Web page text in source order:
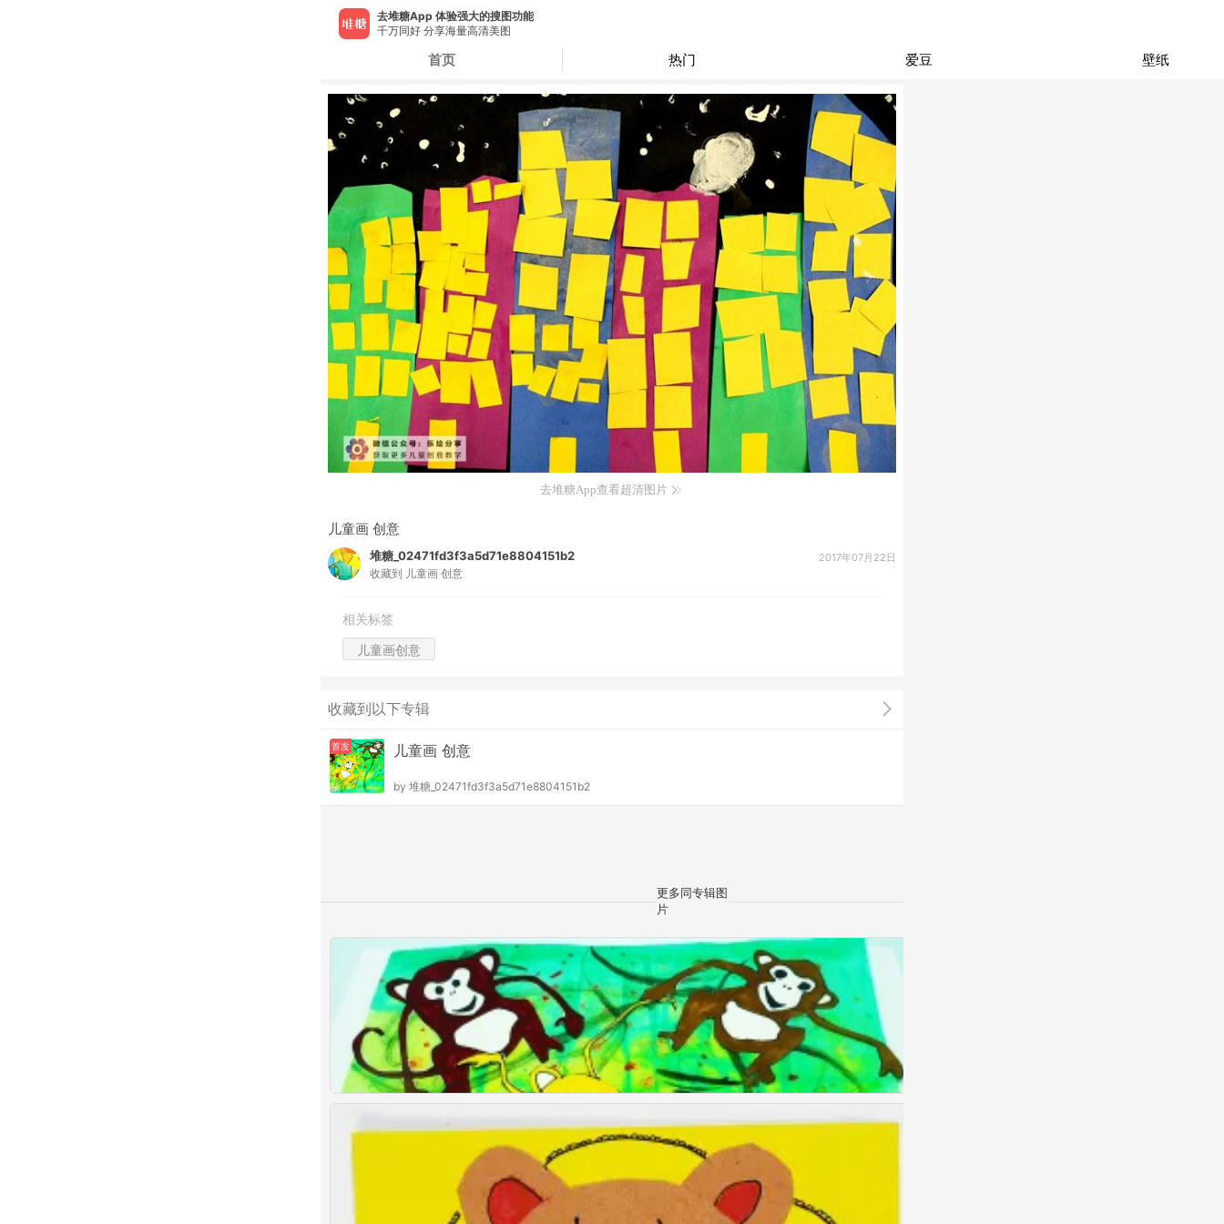
去堆糖App 体验强大的搜图功能
千万同好 分享海量高清美图
首页 热门 爱豆 壁纸
去堆糖App查看超清图片
儿童画 创意
堆糖_02471fd3f3a5d71e8804151b2
收藏到 儿童画 创意
2017年07月22日
相关标签
儿童画创意
收藏到以下专辑
首发 儿童画 创意
by 堆糖_02471fd3f3a5d71e8804151b2
更多同专辑图
片